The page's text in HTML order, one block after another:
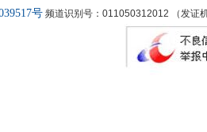
号频道识别号：011050312012 （发证